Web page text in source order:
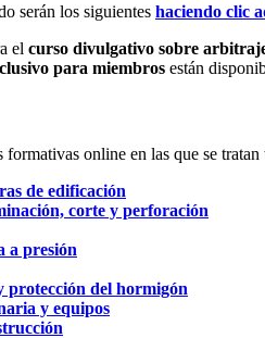
serán los siguientes haciendo clic
el curso divulgativo sobre
para miembros están
online en las que se
de edificación
corte y perforación
a presión
protección del hormigón
y equipos